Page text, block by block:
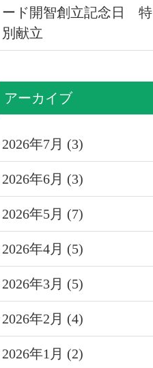
ード開智創立記念日 特
別献立
アーカイブ
2026年7月 (3)
2026年6月 (3)
2026年5月 (7)
2026年4月 (5)
2026年3月 (5)
2026年2月 (4)
2026年1月 (2)